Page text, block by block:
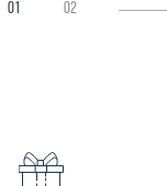
01 02